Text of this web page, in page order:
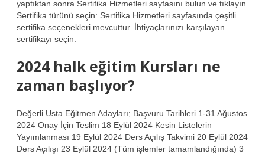
yaptıktan sonra Sertifika Hizmetleri sayfasını bulun ve tıklayın.
Sertifika türünü seçin: Sertifika Hizmetleri sayfasında çeşitli
sertifika seçenekleri mevcuttur. İhtiyaçlarınızı karşılayan
sertifikayı seçin.
2024 halk eğitim Kursları ne
zaman başlıyor?
Değerli Usta Eğitmen Adayları; Başvuru Tarihleri ​​1-31 Ağustos
2024 Onay İçin Teslim 18 Eylül 2024 Kesin Listelerin
Yayımlanması 19 Eylül 2024 Ders Açılış Takvimi 20 Eylül 2024
Ders Açılışı 23 Eylül 2024 (Tüm işlemler tamamlandığında) 3